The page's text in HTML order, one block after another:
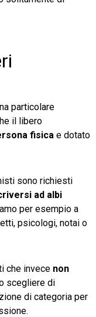
particolare
il libero
fisica e dotato
sono richiesti
ad albi
per esempio a
psicologi, notai o
che invece non
scegliere di
di categoria per